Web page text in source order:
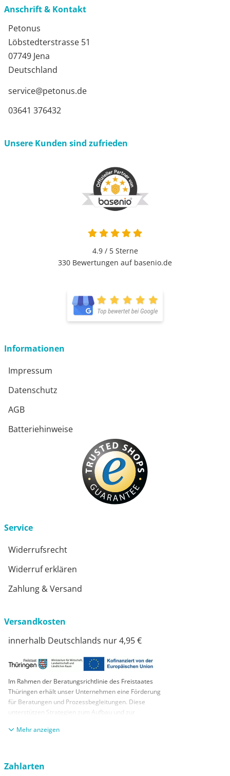
Anschrift & Kontakt
Petonus
Löbstedterstrasse 51
07749 Jena
Deutschland
service@petonus.de
03641 376432
Unsere Kunden sind zufrieden
4.9 von 5
4.9 / 5Sterne
330 Bewertungen auf basenio.de
öffnet in neuem Fenster
Informationen
Impressum
Datenschutz
AGB
Batteriehinweise
Service
Widerrufsrecht
Widerruf erklären
Zahlung & Versand
Versandkosten
innerhalb Deutschlands nur 4,95 €
Im Rahmen der Beratungsrichtlinie des Freistaates
Thüringen erhält unser Unternehmen eine Förderung
für Beratungen und Prozessbegleitungen. Diese
unterstützen Strategien zum Aufbau und zur
KMUs. Die daraus resultierenden Ergebnisse und
aus Mitteln des Europäischen Sozialfonds Plus und
anzeigen
Zahlarten